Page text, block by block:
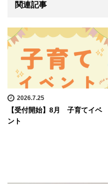
関連記事
2026.7.25
【受付開始】8月 子育てイベ
ント